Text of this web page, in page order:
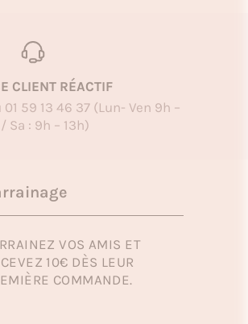
CLIENT RÉACTIF
59 13 46 37 (Lun- Ven 9h –
Sa : 9h – 13h)
VOS AMIS ET
10€ DÈS LEUR
COMMANDE.